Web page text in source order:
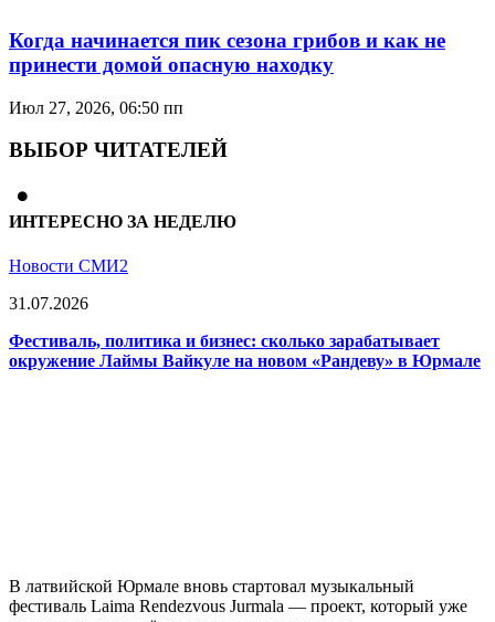
Когда начинается пик сезона грибов и как не
принести домой опасную находку
Июл 27, 2026, 06:50 пп
ВЫБОР ЧИТАТЕЛЕЙ
ИНТЕРЕСНО ЗА НЕДЕЛЮ
Новости СМИ2
31.07.2026
Фестиваль, политика и бизнес: сколько зарабатывает
окружение Лаймы Вайкуле на новом «Рандеву» в Юрмале
В латвийской Юрмале вновь стартовал музыкальный
фестиваль Laima Rendezvous Jurmala — проект, который уже